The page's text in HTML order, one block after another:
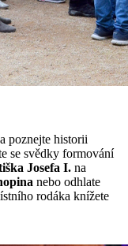
poznejte historii
se svědky formování
Josefa I. na
nebo odhlate
rodáka knížete